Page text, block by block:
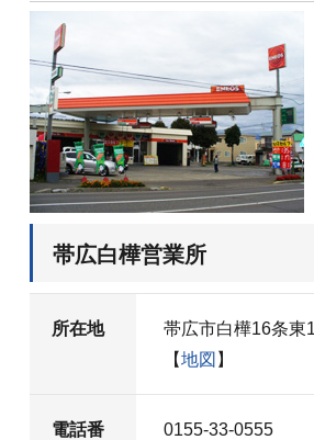
帯広白樺営業所
所在地
帯広市白樺16条東
【地図 】
電話番
0155-33-0555